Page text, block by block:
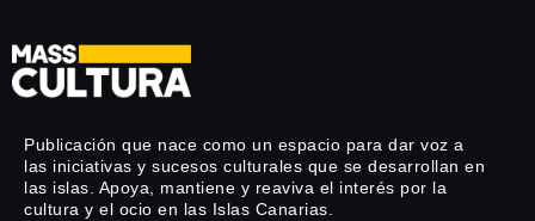
Publicación que nace como un espacio para dar voz a
las iniciativas y sucesos culturales que se desarrollan en
las islas. Apoya, mantiene y reaviva el interés por la
cultura y el ocio en las Islas Canarias.